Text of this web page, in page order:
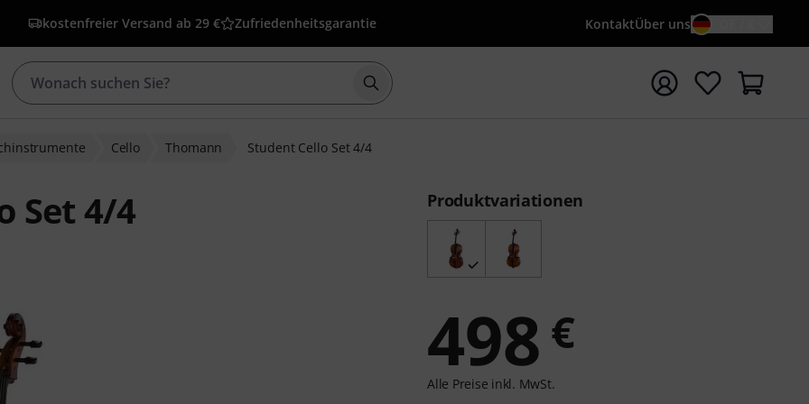
kostenfreier Versand ab 29 € Zufriedenheitsgarantie KontaktÜber uns
Suche mit Suchwort {searchTerm} starten
Cello Thomann Student Cello Set 4/4
Set 4/4 Produktvariationen
498 €
Alle Preise inkl. MwSt.